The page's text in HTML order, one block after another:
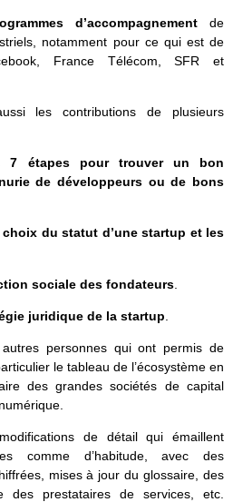
d’accompagnement de
notamment pour ce qui est de
France Télécom, SFR et
les contributions de plusieurs
7 étapes pour trouver un bon
de développeurs ou de bons
choix du statut d’une startup et les
sociale des fondateurs.
juridique de la startup
personnes qui ont permis de
le tableau de l’écosystème en
des grandes sociétés de capital
de détail qui émaillent
comme d’habitude, avec des
mises à jour du glossaire, des
prestataires de services, etc.